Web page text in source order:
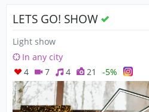
LETS GO! SHOW
Light show
In any city
4
7 4 21 -5%